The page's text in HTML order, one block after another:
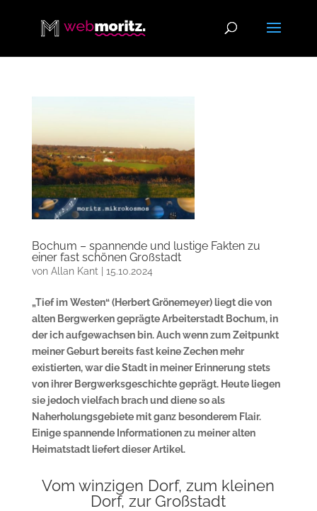
Bochum – spannende und lustige Fakten zu
einer fast schönen Großstadt
von Allan Kant | 15.10.2024
„Tief im Westen“ (Herbert Grönemeyer) liegt die von
alten Bergwerken geprägte Arbeiterstadt Bochum, in
der ich aufgewachsen bin. Auch wenn zum Zeitpunkt
meiner Geburt bereits fast keine Zechen mehr
existierten, war die Stadt in meiner Erinnerung stets
von ihrer Bergwerksgeschichte geprägt. Heute liegen
sie jedoch vielfach brach und diene so als
Naherholungsgebiete mit ganz besonderem Flair.
Einige spannende Informationen zu meiner alten
Heimatstadt liefert dieser Artikel.
Vom winzigen Dorf, zum kleinen
Dorf, zur Großstadt